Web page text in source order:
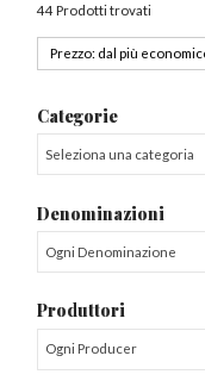
44 Prodotti trovati
Categorie
Seleziona una categoria
Denominazioni
Ogni Denominazione
Produttori
Ogni Producer